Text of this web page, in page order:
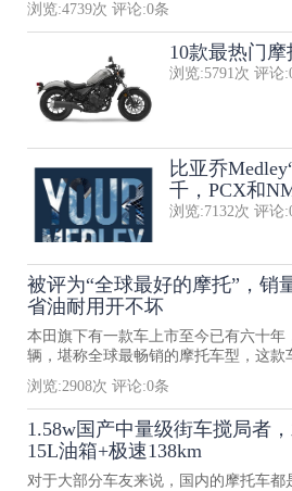
浏览:4739次 评论:0条
10款最热门摩
浏览:5791次 评论:
比亚乔
千，PCX和
浏览:7132次 评论:
被评为“全球最好的摩托”，销
省油耐用开不坏
本田旗下有一款车上市至今已有六十年
辆，堪称全球最畅销的摩托车型，这款
浏览:2908次 评论:0条
1.58w国产中量级街车搅局者，
15L油箱+极速138km
对于大部分车友来说，国内的摩托车都